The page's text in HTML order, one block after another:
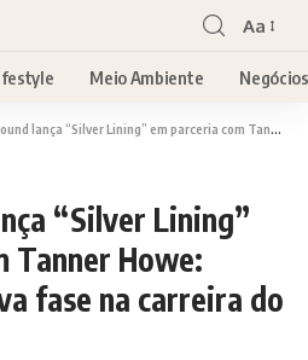
Aa
Meio Ambiente Negócios
“Silver Lining” em parceria com Tanner Howe: single marca nova fase na carreira do produtor
“Silver Lining”
Tanner Howe:
fase na carreira do